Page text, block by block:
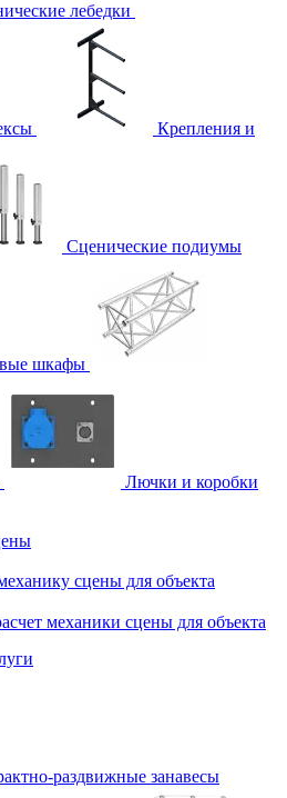
лебедки
Крепления и
Сценические подиумы
шкафы
Лючки и коробки
сцены для объекта
механики сцены для объекта
раздвижные занавесы